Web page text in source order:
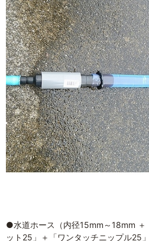
●水道ホース（内径15mm～18mm ＋
ット25」＋「ワンタッチニップル25